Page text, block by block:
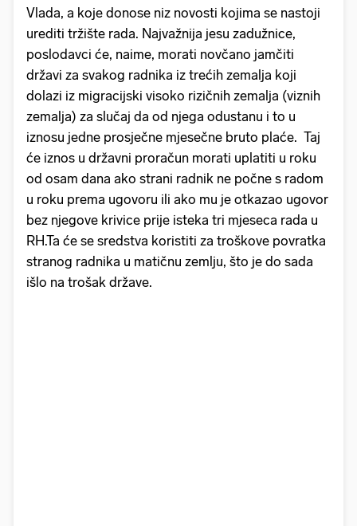
Vlada, a koje donose niz novosti kojima se nastoji
urediti tržište rada. Najvažnija jesu zadužnice,
poslodavci će, naime, morati novčano jamčiti
državi za svakog radnika iz trećih zemalja koji
dolazi iz migracijski visoko rizičnih zemalja (viznih
zemalja) za slučaj da od njega odustanu i to u
iznosu jedne prosječne mjesečne bruto plaće. Taj
će iznos u državni proračun morati uplatiti u roku
od osam dana ako strani radnik ne počne s radom
u roku prema ugovoru ili ako mu je otkazao ugovor
bez njegove krivice prije isteka tri mjeseca rada u
RH.Ta će se sredstva koristiti za troškove povratka
stranog radnika u matičnu zemlju, što je do sada
išlo na trošak države.